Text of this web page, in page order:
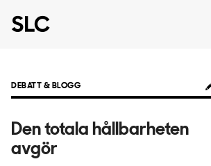
DEBATT & BLOGG
Den totala hållbarheten
avgör